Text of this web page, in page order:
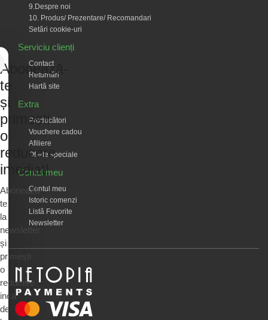
9.Despre noi
10. Produs/ Prezentare/ Recomandari
Setări cookie-uri
Serviciu clienți
Contact
Returnări
Hartă site
Extra
Producători
Vouchere cadou
Afiliere
Oferte speciale
Contul meu
Contul meu
Istoric comenzi
Listă Favorite
Newsletter
Abonează-
te
și
primești
o
reducere
imediat!
Abonează-
te
la
newsletter
și
primești
o
reducere
inca
de